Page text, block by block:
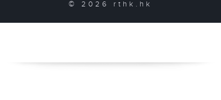
© 2026 rthk.hk